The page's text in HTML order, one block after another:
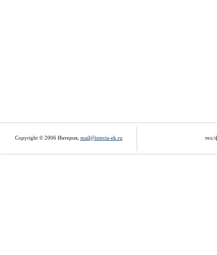
Copyright © 2006 Интерия, mail@interia-ek.ru